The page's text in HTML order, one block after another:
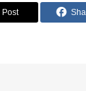
Post